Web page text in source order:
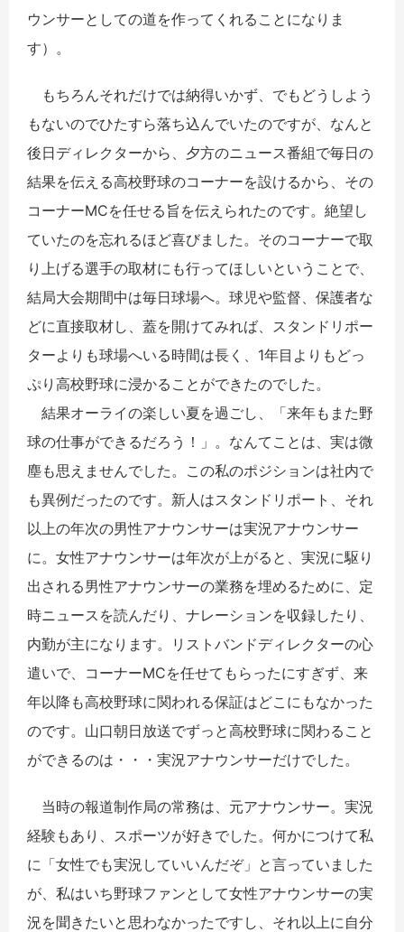
ウンサーとしての道を作ってくれることになりま
す）。
もちろんそれだけでは納得いかず、でもどうしよう
もないのでひたすら落ち込んでいたのですが、なんと
後日ディレクターから、夕方のニュース番組で毎日の
結果を伝える高校野球のコーナーを設けるから、その
コーナーMCを任せる旨を伝えられたのです。絶望し
ていたのを忘れるほど喜びました。そのコーナーで取
り上げる選手の取材にも行ってほしいということで、
結局大会期間中は毎日球場へ。球児や監督、保護者な
どに直接取材し、蓋を開けてみれば、スタンドリポー
ターよりも球場へいる時間は長く、1年目よりもどっ
ぷり高校野球に浸かることができたのでした。
結果オーライの楽しい夏を過ごし、「来年もまた野
球の仕事ができるだろう！」。なんてことは、実は微
塵も思えませんでした。この私のポジションは社内で
も異例だったのです。新人はスタンドリポート、それ
以上の年次の男性アナウンサーは実況アナウンサー
に。女性アナウンサーは年次が上がると、実況に駆り
出される男性アナウンサーの業務を埋めるために、定
時ニュースを読んだり、ナレーションを収録したり、
内勤が主になります。リストバンドディレクターの心
遣いで、コーナーMCを任せてもらったにすぎず、来
年以降も高校野球に関われる保証はどこにもなかった
のです。山口朝日放送でずっと高校野球に関わること
ができるのは・・・実況アナウンサーだけでした。
当時の報道制作局の常務は、元アナウンサー。実況
経験もあり、スポーツが好きでした。何かにつけて私
に「女性でも実況していいんだぞ」と言っていました
が、私はいち野球ファンとして女性アナウンサーの実
況を聞きたいと思わなかったですし、それ以上に自分